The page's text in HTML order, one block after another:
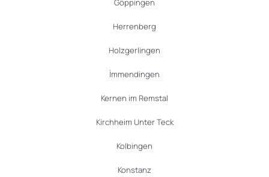
Göppingen
Herrenberg
Holzgerlingen
İmmendingen
Kernen im Remstal
Kirchheim Unter Teck
Kolbingen
Konstanz